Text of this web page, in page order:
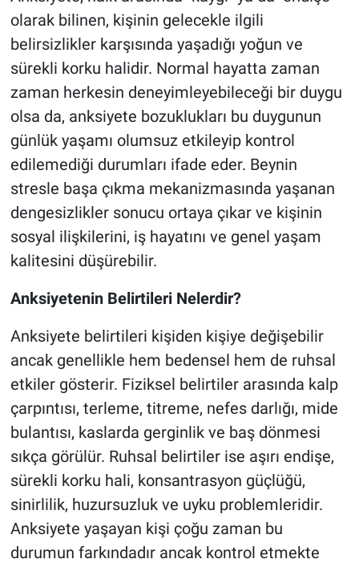
olarak bilinen, kişinin gelecekle ilgili
belirsizlikler karşısında yaşadığı yoğun ve
sürekli korku halidir. Normal hayatta zaman
zaman herkesin deneyimleyebileceği bir duygu
olsa da, anksiyete bozuklukları bu duygunun
günlük yaşamı olumsuz etkileyip kontrol
edilemediği durumları ifade eder. Beynin
stresle başa çıkma mekanizmasında yaşanan
dengesizlikler sonucu ortaya çıkar ve kişinin
sosyal ilişkilerini, iş hayatını ve genel yaşam
kalitesini düşürebilir.
Anksiyetenin Belirtileri Nelerdir?
Anksiyete belirtileri kişiden kişiye değişebilir
ancak genellikle hem bedensel hem de ruhsal
etkiler gösterir. Fiziksel belirtiler arasında kalp
çarpıntısı, terleme, titreme, nefes darlığı, mide
bulantısı, kaslarda gerginlik ve baş dönmesi
sıkça görülür. Ruhsal belirtiler ise aşırı endişe,
sürekli korku hali, konsantrasyon güçlüğü,
sinirlilik, huzursuzluk ve uyku problemleridir.
Anksiyete yaşayan kişi çoğu zaman bu
durumun farkındadır ancak kontrol etmekte